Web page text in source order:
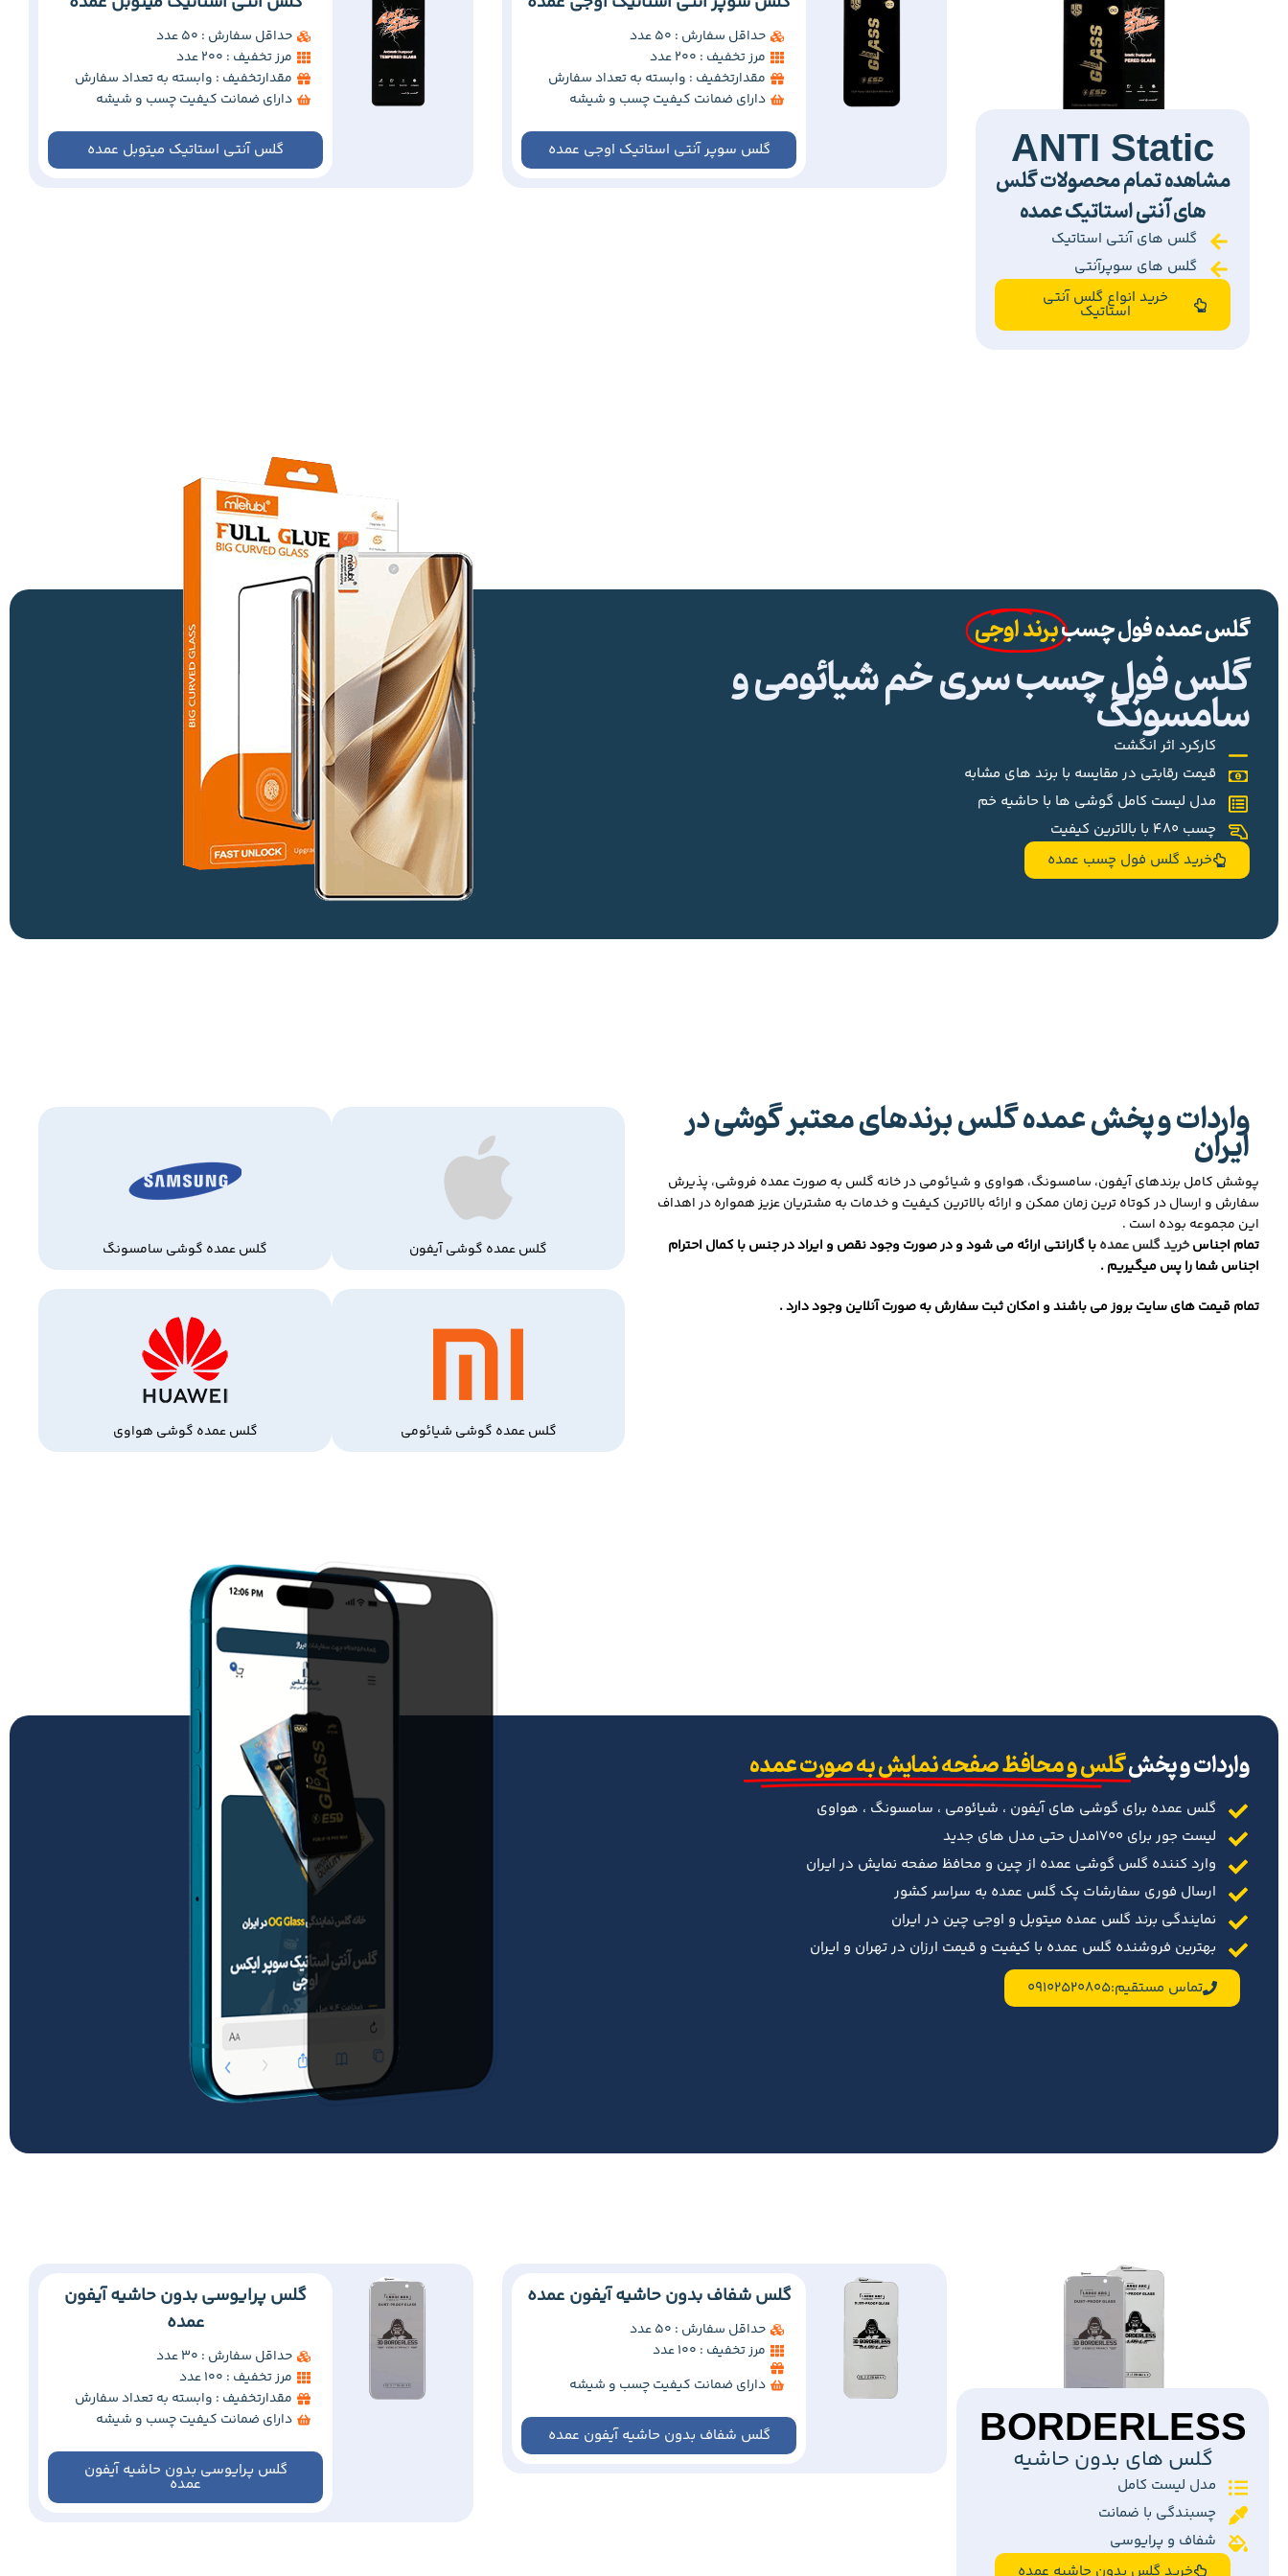
ANTI Static
مشاهده تمام محصولات گلس
های آنتی استاتیک عمده
گلس های آنتی استاتیک
گلس های سوپرآنتی
خرید انواع گلس آنتی
استاتیک
حداقل سفارش : 50 عدد
مرز تخفیف : 200 عدد
مقدارتخفیف : وابسته به تعداد سفارش
دارای ضمانت کیفیت چسب و شیشه
گلس سوپر آنتی استاتیک اوجی عمده
حداقل سفارش : 50 عدد
مرز تخفیف : 200 عدد
مقدارتخفیف : وابسته به تعداد سفارش
دارای ضمانت کیفیت چسب و شیشه
گلس آنتی استاتیک میتوبل عمده
گلس عمده فول چسببرند اوجی
گلس فول چسب سری خم شیائومی و
سامسونگ
کارکرد اثر انگشت
قیمت رقابتی در مقایسه با برند های مشابه
مدل لیست کامل گوشی ها با حاشیه خم
چسب 480 با بالاترین کیفیت
خرید گلس فول چسب عمده
واردات و پخش عمده گلس برندهای معتبر گوشی در
ایران
پوشش کامل برندهای آیفون، سامسونگ، هواوی و شیائومی در خانه گلس به صورت عمده فروشی، پذیرش
سفارش و ارسال در کوتاه ترین زمان ممکن و ارائه بالاترین کیفیت و خدمات به مشتریان عزیز همواره در اهداف
این مجموعه بوده است .
تمام اجناسخرید گلس عمدهبا گارانتی ارائه می شود و در صورت وجود نقص و ایراد در جنس با کمال احترام
اجناس شما را پس میگیریم .
تمام قیمت های سایت بروز می باشند و امکان ثبت سفارش به صورت آنلاین وجود دارد .
گلس عمده گوشی آیفون گلس عمده گوشی سامسونگ
گلس عمده گوشی شیائومی گلس عمده گوشی هواوی
‌واردات و پخشگلس و محافظ صفحه نمایش به صورت عمده
گلس عمده برای گوشی های آیفون ، شیائومی ، سامسونگ ، هواوی
لیست جور برای 1700مدل حتی مدل های جدید
وارد کننده گلس گوشی عمده از چین و محافظ صفحه نمایش در ایران
ارسال فوری سفارشات پک گلس عمده به سراسر کشور
نمایندگی برند گلس عمده میتوبل و اوجی چین در ایران
بهترین فروشنده گلس عمده با کیفیت و قیمت ارزان در تهران و ایران
تماس مستقیم:09102520805
BORDERLESS
گلس های بدون حاشیه
مدل لیست کامل
چسبندگی با ضمانت
شفاف و پرایوسی
گلس شفاف بدون حاشیه آیفون عمده
حداقل سفارش : 50 عدد
مرز تخفیف : 100 عدد
دارای ضمانت کیفیت چسب و شیشه
گلس شفاف بدون حاشیه آیفون عمده
گلس پرایوسی بدون حاشیه آیفون
عمده
حداقل سفارش : 30 عدد
مرز تخفیف : 100 عدد
مقدارتخفیف : وابسته به تعداد سفارش
دارای ضمانت کیفیت چسب و شیشه
گلس پرایوسی بدون حاشیه آیفون
عمده